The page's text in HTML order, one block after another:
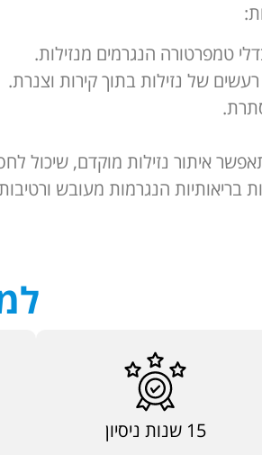
טמפרטורה הנגרמים מנזילות.
של נזילות בתוך קירות וצנרת.
איתור נזילות מוקדם, שיכול
בריאותיות הנגרמות מעובש
15 שנות ניסיון